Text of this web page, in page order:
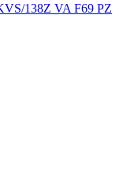
138Z VA F69 PZ